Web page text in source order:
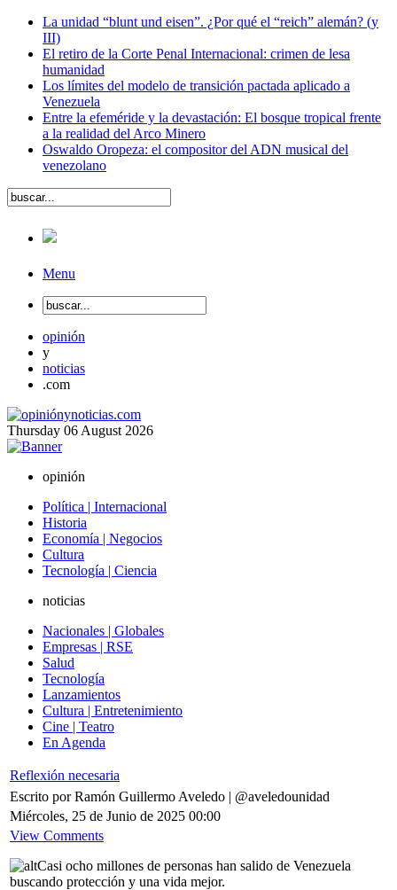
La unidad “blunt und eisen”. ¿Por qué el “reich” alemán? (y
III)
El retiro de la Corte Penal Internacional: crimen de lesa
humanidad
Los límites del modelo de transición pactada aplicado a
Venezuela
Entre la efeméride y la devastación: El bosque tropical frente
a la realidad del Arco Minero
Oswaldo Oropeza: el compositor del ADN musical del
venezolano
Menu
opinión
y
noticias
.com
Thursday 06 August 2026
opinión
Política | Internacional
Historia
Economía | Negocios
Cultura
Tecnología | Ciencia
noticias
Nacionales | Globales
Empresas | RSE
Salud
Tecnología
Lanzamientos
Cultura | Entretenimiento
Cine | Teatro
En Agenda
Reflexión necesaria
Escrito por Ramón Guillermo Aveledo | @aveledounidad
Miércoles, 25 de Junio de 2025 00:00
View Comments
Casi ocho millones de personas han salido de Venezuela
buscando protección y una vida mejor.